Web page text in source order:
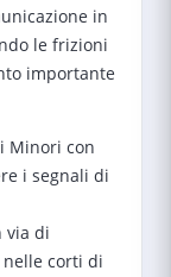
in
le frizioni
importante
Minori con
i segnali di
via di
corti di